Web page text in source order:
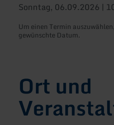
Sonntag, 06.09.2026 |
Um einen Termin
gewünschte Datum.
Ort und